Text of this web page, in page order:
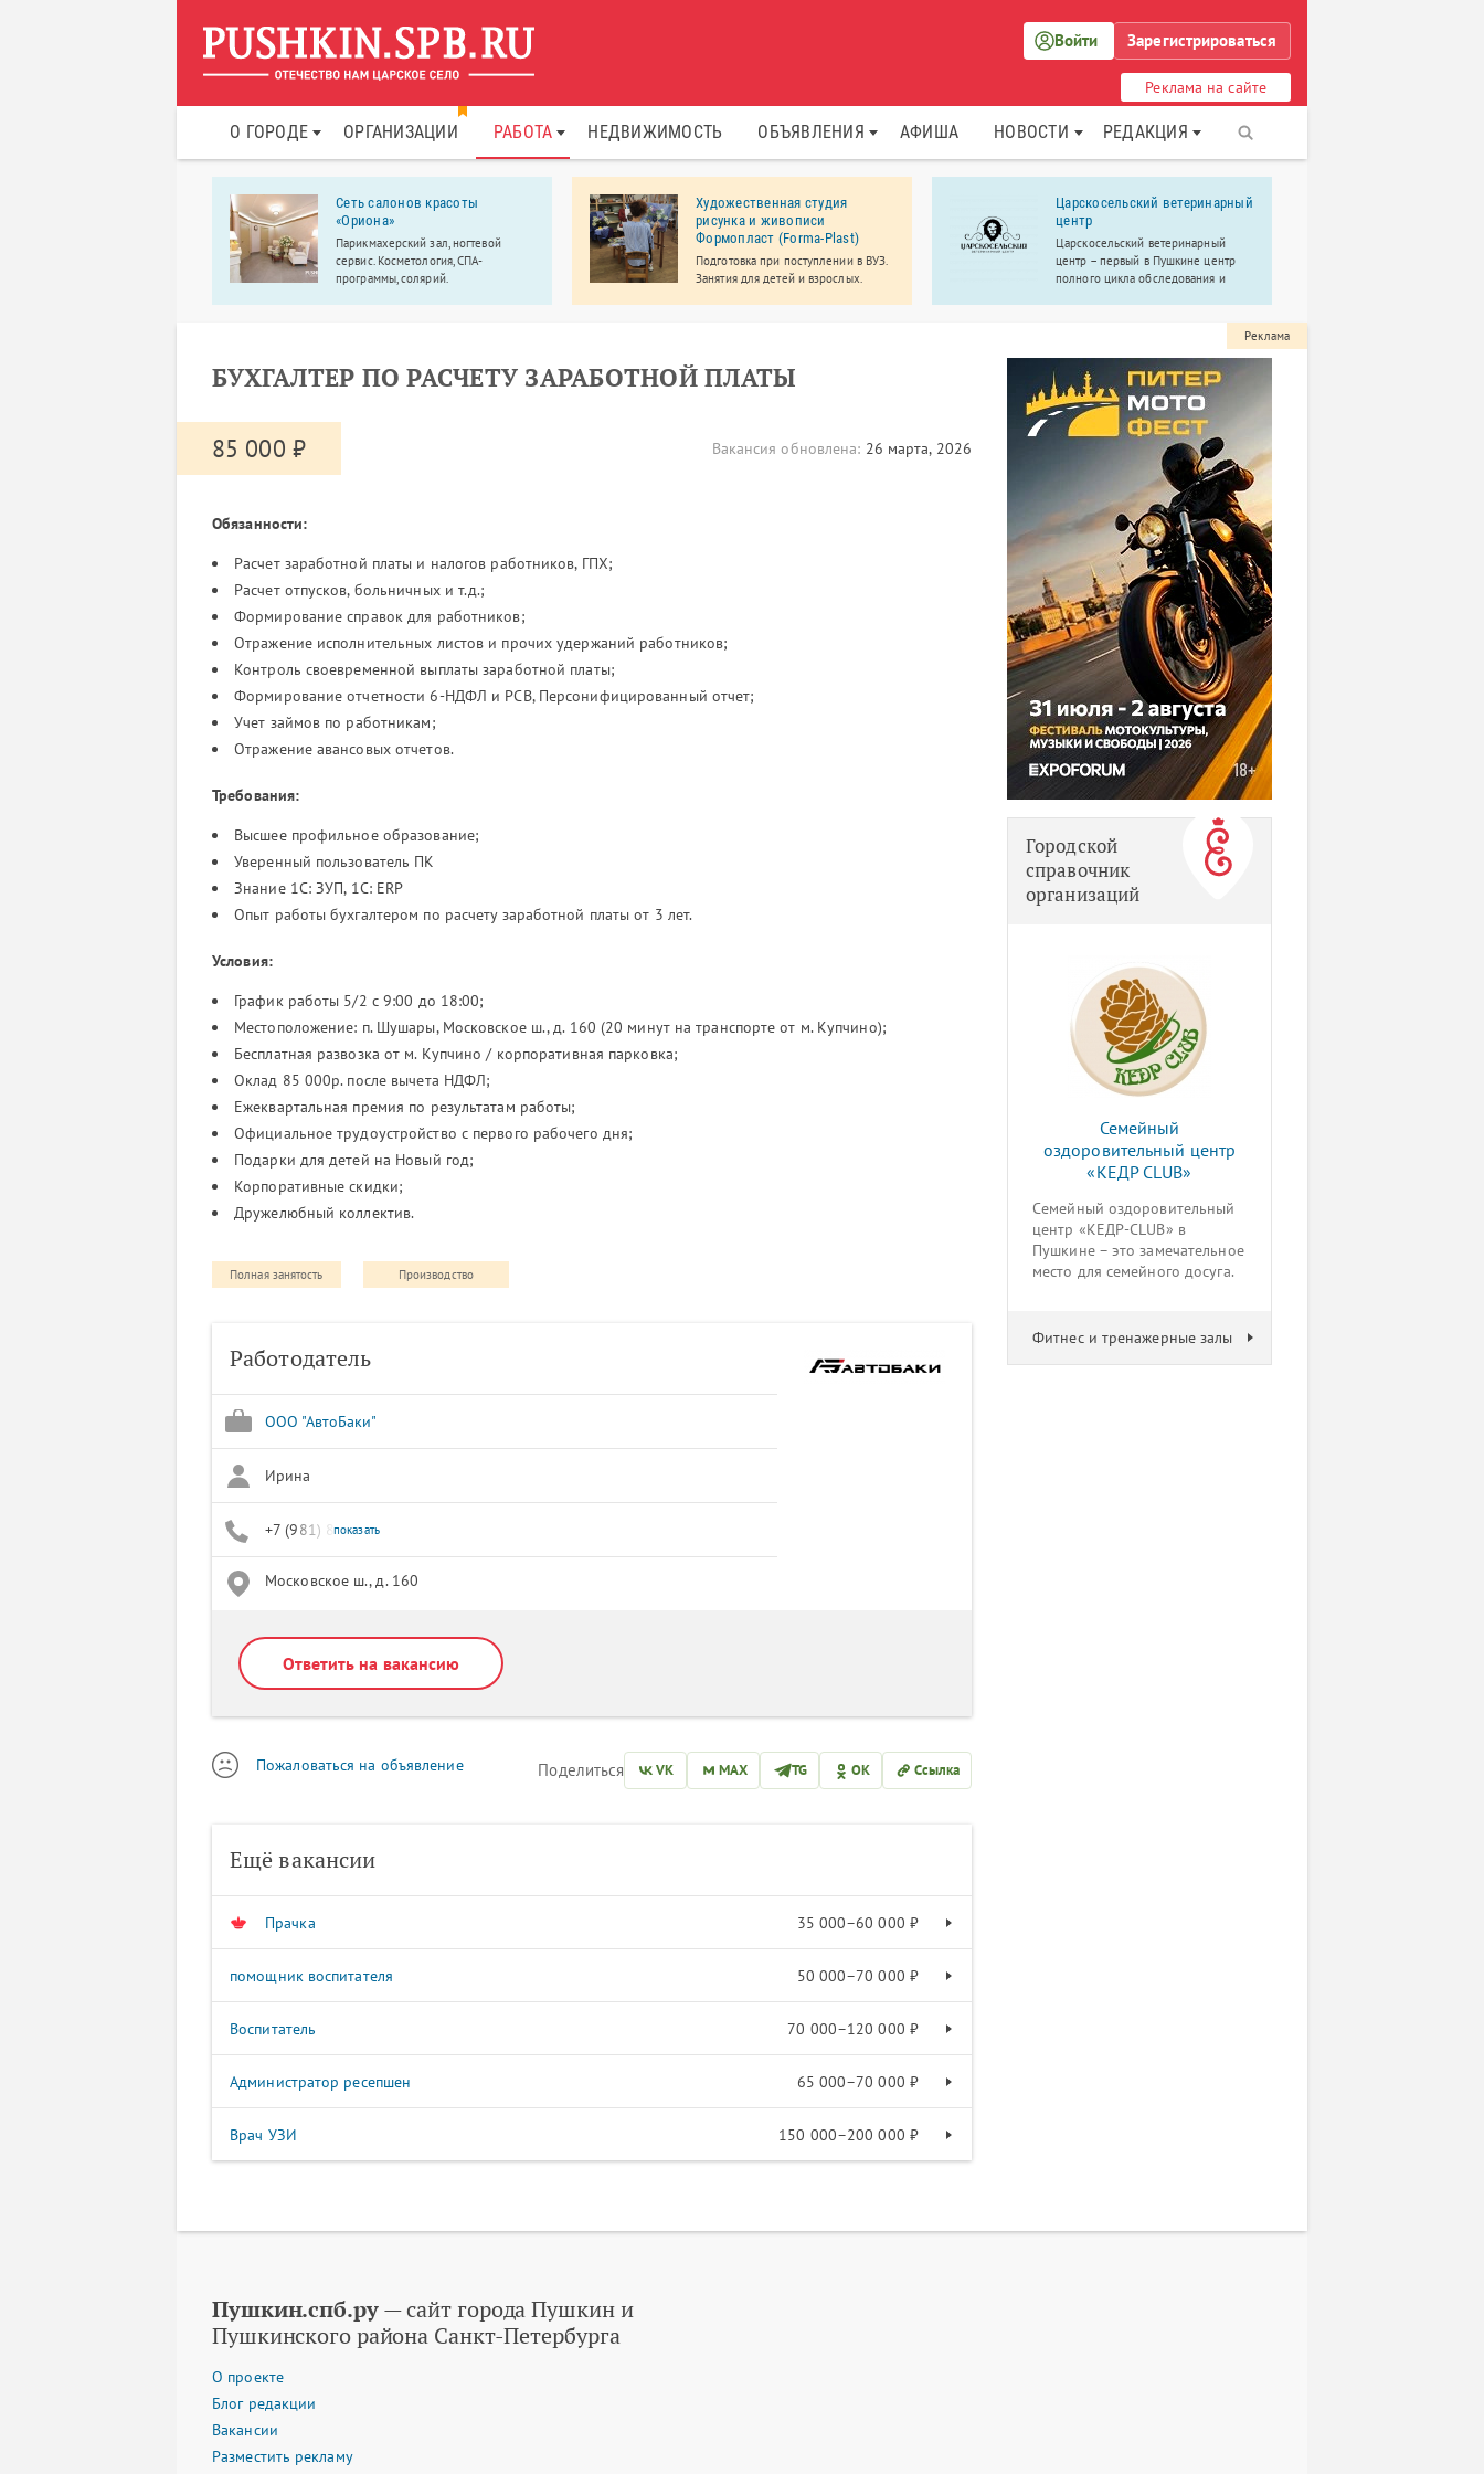
Войти Зарегистрироваться
Реклама на сайте
О ГОРОДЕ ОРГАНИЗАЦИИ РАБОТА НЕДВИЖИМОСТЬ ОБЪЯВЛЕНИЯ АФИША НОВОСТИ РЕДАКЦИЯ
Сеть салонов красоты
«Ориона»
Парикмахерский зал, ногтевой
сервис. Косметология, СПА-
программы, солярий.
Художественная студия
рисунка и живописи
Формопласт (Forma-Plast)
Подготовка при поступлении в ВУЗ.
Занятия для детей и взрослых.
Царскосельский ветеринарный
центр
Царскосельский ветеринарный
центр – первый в Пушкине центр
полного цикла обследования и
БУХГАЛТЕР ПО РАСЧЕТУ ЗАРАБОТНОЙ ПЛАТЫ
85 000 ₽ Вакансия обновлена: 26 марта, 2026
Обязанности:
Расчет заработной платы и налогов работников, ГПХ;
Расчет отпусков, больничных и т.д.;
Формирование справок для работников;
Отражение исполнительных листов и прочих удержаний работников;
Контроль своевременной выплаты заработной платы;
Формирование отчетности 6-НДФЛ и РСВ, Персонифицированный отчет;
Учет займов по работникам;
Отражение авансовых отчетов.
Требования:
Высшее профильное образование;
Уверенный пользователь ПК
Знание 1С: ЗУП, 1С: ERP
Опыт работы бухгалтером по расчету заработной платы от 3 лет.
Условия:
График работы 5/2 с 9:00 до 18:00;
Местоположение: п. Шушары, Московское ш., д. 160 (20 минут на транспорте от м. Купчино);
Бесплатная развозка от м. Купчино / корпоративная парковка;
Оклад 85 000р. после вычета НДФЛ;
Ежеквартальная премия по результатам работы;
Официальное трудоустройство с первого рабочего дня;
Подарки для детей на Новый год;
Корпоративные скидки;
Дружелюбный коллектив.
Полная занятость Производство
Работодатель
ООО "АвтоБаки"
Ирина
+7 (981) 830-21-53
показать
Московское ш., д. 160
Ответить на вакансию
Пожаловаться на объявление Поделиться VK MAX TG OK Ссылка
Ещё вакансии
Прачка 35 000–60 000 ₽
помощник воспитателя 50 000–70 000 ₽
Воспитатель 70 000–120 000 ₽
Администратор ресепшен 65 000–70 000 ₽
Врач УЗИ 150 000–200 000 ₽
Реклама
Городской
справочник
организаций
Семейный
оздоровительный центр
«КЕДР CLUB»
Семейный оздоровительный
центр «КЕДР-CLUB» в
Пушкине – это замечательное
место для семейного досуга.
Фитнес и тренажерные залы
Пушкин.спб.ру— сайт города Пушкин и
Пушкинского района Санкт-Петербурга
О проекте
Блог редакции
Вакансии
Разместить рекламу